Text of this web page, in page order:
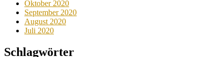
Oktober 2020
September 2020
August 2020
Juli 2020
Schlagwörter